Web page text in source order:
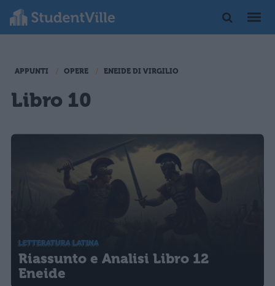
APPUNTI OPERE ENEIDE DI VIRGILIO
Libro 10
LETTERATURA LATINA
Riassunto e Analisi Libro 12
Eneide